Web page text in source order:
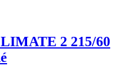
2 215/60